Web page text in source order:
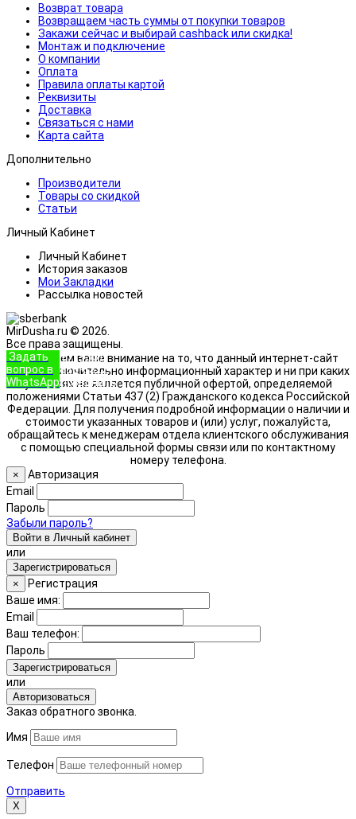
Возврат товара
Возвращаем часть суммы от покупки товаров
Закажи сейчас и выбирай cashback или скидка!
Монтаж и подключение
О компании
Оплата
Правила оплаты картой
Реквизиты
Доставка
Связаться с нами
Карта сайта
Дополнительно
Производители
Товары со скидкой
Статьи
Личный Кабинет
Личный Кабинет
История заказов
Мои Закладки
Рассылка новостей
MirDusha.ru © 2026.
Все права защищены.
Обращаем ваше внимание на то, что данный интернет-сайт
носит исключительно информационный характер и ни при каких
условиях не является публичной офертой, определяемой
положениями Статьи 437 (2) Гражданского кодекса Российской
Федерации. Для получения подробной информации о наличии и
стоимости указанных товаров и (или) услуг, пожалуйста,
обращайтесь к менеджерам отдела клиентского обслуживания
с помощью специальной формы связи или по контактному
номеру телефона.
Задать
вопрос в
WhatsApp
+7 (933)
888-8322
Позвонить
×
Авторизация
Email
Пароль
Забыли пароль?
Войти в Личный кабинет
или
Зарегистрироваться
×
Регистрация
Ваше имя:
Email
Ваш телефон:
Пароль
Зарегистрироваться
или
Авторизоваться
Заказ обратного звонка.
Имя
Телефон
Отправить
Х